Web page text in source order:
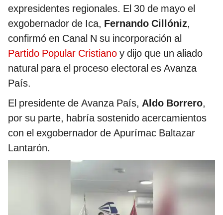
expresidentes regionales. El 30 de mayo el
exgobernador de Ica, Fernando Cillóniz,
confirmó en Canal N su incorporación al
Partido Popular Cristiano y dijo que un aliado
natural para el proceso electoral es Avanza
País.
El presidente de Avanza País, Aldo Borrero,
por su parte, habría sostenido acercamientos
con el exgobernador de Apurímac Baltazar
Lantarón.